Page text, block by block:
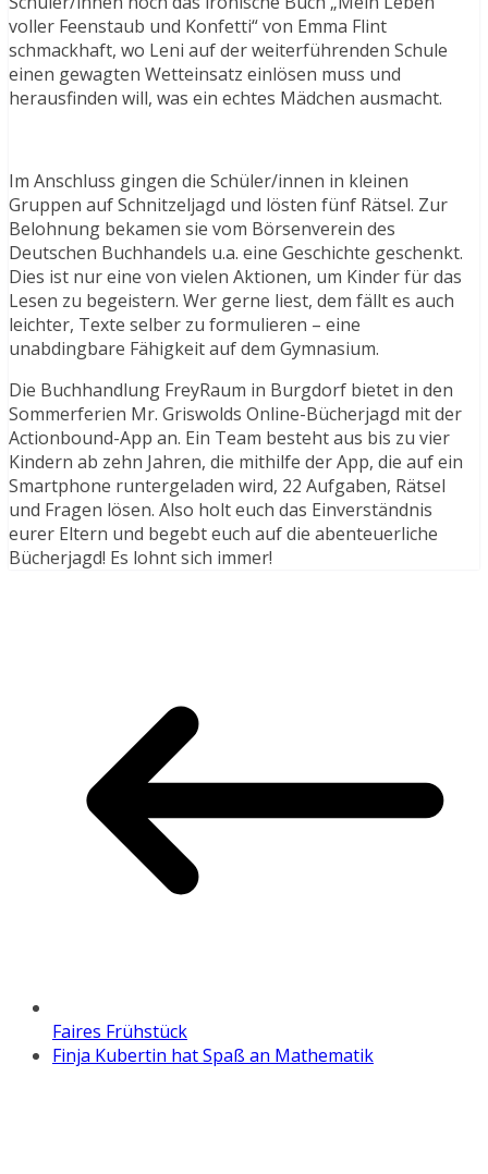
voller Feenstaub und Konfetti“ von Emma Flint
schmackhaft, wo Leni auf der weiterführenden Schule
einen gewagten Wetteinsatz einlösen muss und
herausfinden will, was ein echtes Mädchen ausmacht.
Im Anschluss gingen die Schüler/innen in kleinen
Gruppen auf Schnitzeljagd und lösten fünf Rätsel. Zur
Belohnung bekamen sie vom Börsenverein des
Deutschen Buchhandels u.a. eine Geschichte geschenkt.
Dies ist nur eine von vielen Aktionen, um Kinder für das
Lesen zu begeistern. Wer gerne liest, dem fällt es auch
leichter, Texte selber zu formulieren – eine
unabdingbare Fähigkeit auf dem Gymnasium.
Die Buchhandlung FreyRaum in Burgdorf bietet in den
Sommerferien Mr. Griswolds Online-Bücherjagd mit der
Actionbound-App an. Ein Team besteht aus bis zu vier
Kindern ab zehn Jahren, die mithilfe der App, die auf ein
Smartphone runtergeladen wird, 22 Aufgaben, Rätsel
und Fragen lösen. Also holt euch das Einverständnis
eurer Eltern und begebt euch auf die abenteuerliche
Bücherjagd! Es lohnt sich immer!
Faires Frühstück
Finja Kubertin hat Spaß an Mathematik